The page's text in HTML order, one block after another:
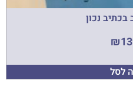
נכון
₪
לסל